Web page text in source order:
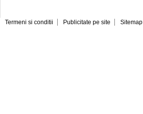
Termeni si conditii Publicitate pe site Sitemap